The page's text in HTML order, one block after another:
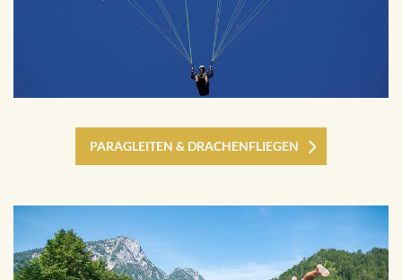
PARAGLEITEN & DRACHENFLIEGEN